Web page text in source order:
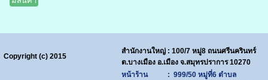
Copyright (c) 2015
สำนักงานใหญ่ : 100/7 หมู่8 ถนนศรีนครินทร์
ต.บางเมือง อ.เมือง จ.สมุทรปราการ 10270
หน้าร้าน : 999/50 หมู่ที่6 ตำบล